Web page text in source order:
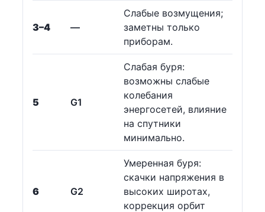
3–4 —
Слабые возмущения;
заметны только
приборам.
5 G1
Слабая буря:
возможны слабые
колебания
энергосетей, влияние
на спутники
минимально.
6 G2
Умеренная буря:
скачки напряжения в
высоких широтах,
коррекция орбит